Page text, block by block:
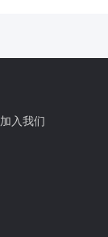
加入我们